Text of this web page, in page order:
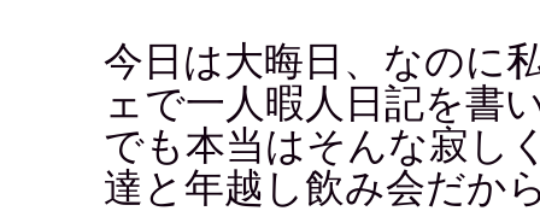
今日は大晦日、なのに
ェで一人暇人日記を書
でも本当はそんな寂し
達と年越し飲み会だか